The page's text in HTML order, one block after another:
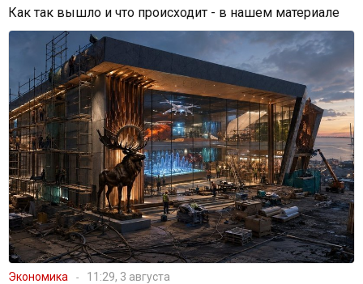
Как так вышло и что происходит - в нашем материале
Экономика 11:29, 3 августа